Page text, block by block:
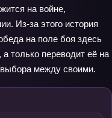
на войне,
Из-за этого история
на поле боя здесь
а только переводит её на
выбора между своими.